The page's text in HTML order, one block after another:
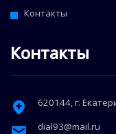
Контакты
Контакты
620144, г.
dial93@mail.ru